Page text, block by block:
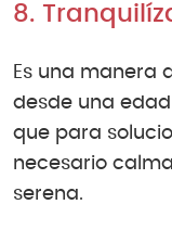
8.
Es una manera
desde una
que para
necesario
serena.